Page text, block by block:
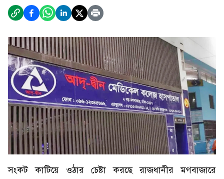
সংকট কাটিয়ে ওঠার চেষ্টা করছে রাজধানীর মগবাজারে